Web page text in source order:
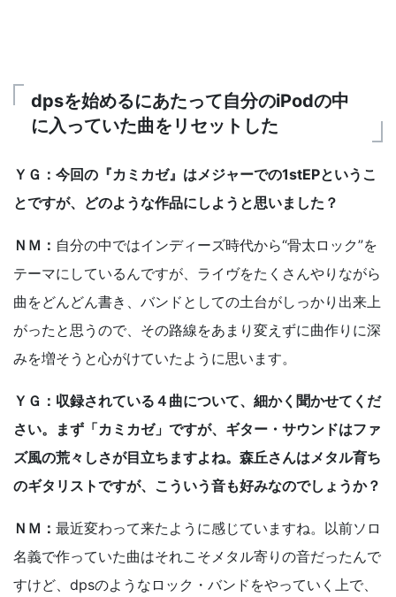
dpsを始めるにあたって自分のiPodの中
に入っていた曲をリセットした
ＹＧ：今回の『カミカゼ』はメジャーでの1stEPというこ
とですが、どのような作品にしようと思いました？
ＮＭ： 自分の中ではインディーズ時代から“骨太ロック”を
テーマにしているんですが、ライヴをたくさんやりながら
曲をどんどん書き、バンドとしての土台がしっかり出来上
がったと思うので、その路線をあまり変えずに曲作りに深
みを増そうと心がけていたように思います。
ＹＧ：収録されている４曲について、細かく聞かせてくだ
さい。まず「カミカゼ」ですが、ギター・サウンドはファ
ズ風の荒々しさが目立ちますよね。森丘さんはメタル育ち
のギタリストですが、こういう音も好みなのでしょうか？
ＮＭ： 最近変わって来たように感じていますね。以前ソロ
名義で作っていた曲はそれこそメタル寄りの音だったんで
すけど、dpsのようなロック・バンドをやっていく上で、